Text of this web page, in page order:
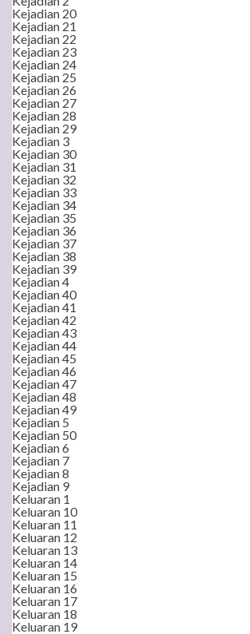
Kejadian 20
Kejadian 21
Kejadian 22
Kejadian 23
Kejadian 24
Kejadian 25
Kejadian 26
Kejadian 27
Kejadian 28
Kejadian 29
Kejadian 3
Kejadian 30
Kejadian 31
Kejadian 32
Kejadian 33
Kejadian 34
Kejadian 35
Kejadian 36
Kejadian 37
Kejadian 38
Kejadian 39
Kejadian 4
Kejadian 40
Kejadian 41
Kejadian 42
Kejadian 43
Kejadian 44
Kejadian 45
Kejadian 46
Kejadian 47
Kejadian 48
Kejadian 49
Kejadian 5
Kejadian 50
Kejadian 6
Kejadian 7
Kejadian 8
Kejadian 9
Keluaran 1
Keluaran 10
Keluaran 11
Keluaran 12
Keluaran 13
Keluaran 14
Keluaran 15
Keluaran 16
Keluaran 17
Keluaran 18
Keluaran 19